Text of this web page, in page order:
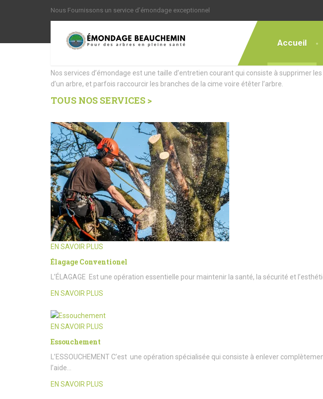
Nous Fournissons un service d’émondage exceptionnel
Accueil
Nous offrons des Services
Nos services d’émondage est une taille d’entretien courant qui consiste à supprimer
d’un arbre, et parfois raccourcir les branches de la cime voire étêter l’arbre.
TOUS NOS SERVICES >
EN SAVOIR PLUS
Élagage Conventionel
L’ÉLAGAGE Est une opération essentielle pour maintenir la santé, la sécurité et
EN SAVOIR PLUS
EN SAVOIR PLUS
Essouchement
L’ESSOUCHEMENT C’est une opération spécialisée qui consiste à enlever
l’aide…
EN SAVOIR PLUS